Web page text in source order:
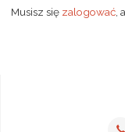
Musisz się zalogować,